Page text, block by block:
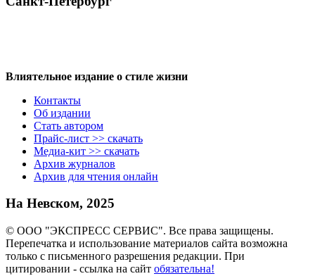
Влиятельное издание о стиле жизни
Контакты
Об издании
Стать автором
Прайс-лист >> скачать
Медиа-кит >> скачать
Архив журналов
Архив для чтения онлайн
На Невском, 2025
© ООО "ЭКСПРЕСС СЕРВИС". Все права защищены.
Перепечатка и использование материалов сайта возможна
только с письменного разрешения редакции. При
цитировании - ссылка на сайт обязательна!